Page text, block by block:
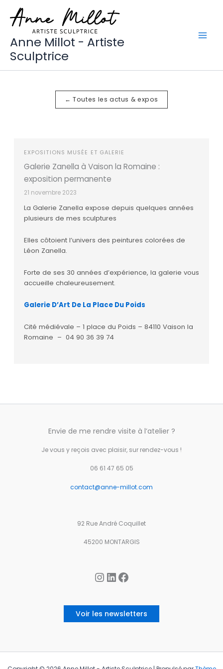
contenu
Anne Millot - Artiste
Sculptrice
← Toutes les actus & expos
EXPOSITIONS MUSÉE ET GALERIE
Galerie Zanella à Vaison la Romaine :
exposition permanente
21 novembre 2023
La Galerie Zanella expose depuis quelques années
plusieurs de mes sculptures
Elles côtoient l’univers des peintures colorées de
Léon Zanella.
Forte de ses 30 années d’expérience, la galerie vous
accueille chaleureusement.
Galerie D’Art De La Place Du Poids
Cité médiévale – 1 place du Poids – 84110 Vaison la
Romaine – 04 90 36 39 74
Envie de me rendre visite à l’atelier ?
Je vous y reçois avec plaisir, sur rendez-vous !
06 61 47 65 05
contact@anne-millot.com
92 Rue André Coquillet
45200 MONTARGIS
Instagram
LinkedInFacebook
Voir les newsletters